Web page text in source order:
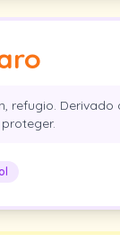
refugio. Derivado